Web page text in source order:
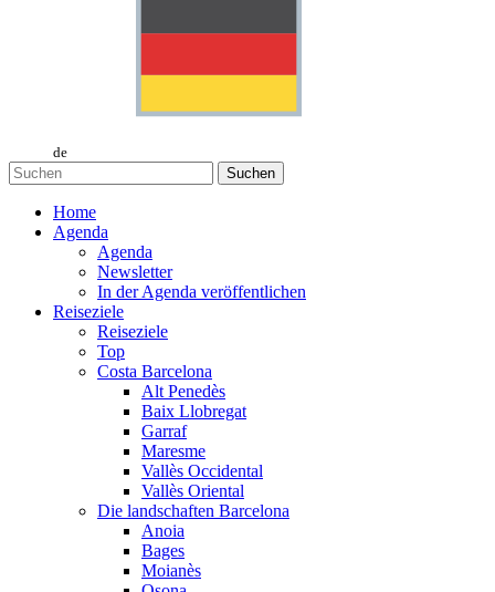
de
Suchen
Home
Agenda
Agenda
Newsletter
In der Agenda veröffentlichen
Reiseziele
Reiseziele
Top
Costa Barcelona
Alt Penedès
Baix Llobregat
Garraf
Maresme
Vallès Occidental
Vallès Oriental
Die landschaften Barcelona
Anoia
Bages
Moianès